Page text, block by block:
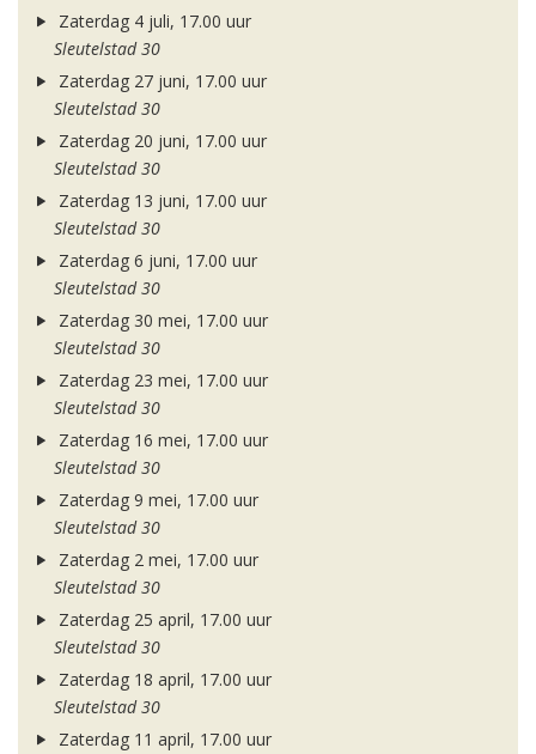
Zaterdag 4 juli, 17.00 uur
Sleutelstad 30
Zaterdag 27 juni, 17.00 uur
Sleutelstad 30
Zaterdag 20 juni, 17.00 uur
Sleutelstad 30
Zaterdag 13 juni, 17.00 uur
Sleutelstad 30
Zaterdag 6 juni, 17.00 uur
Sleutelstad 30
Zaterdag 30 mei, 17.00 uur
Sleutelstad 30
Zaterdag 23 mei, 17.00 uur
Sleutelstad 30
Zaterdag 16 mei, 17.00 uur
Sleutelstad 30
Zaterdag 9 mei, 17.00 uur
Sleutelstad 30
Zaterdag 2 mei, 17.00 uur
Sleutelstad 30
Zaterdag 25 april, 17.00 uur
Sleutelstad 30
Zaterdag 18 april, 17.00 uur
Sleutelstad 30
Zaterdag 11 april, 17.00 uur